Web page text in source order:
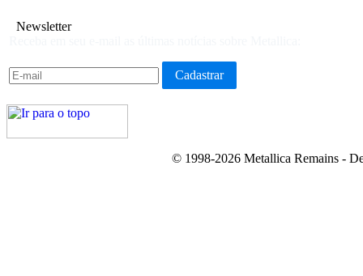
Newsletter
© 1998-2026 Metallica Remains -